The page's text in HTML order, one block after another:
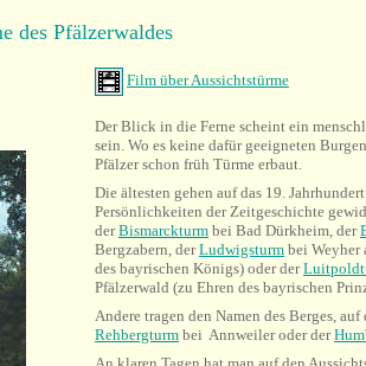
des Pfälzerwaldes
Film über Aussichtstürme
Der Blick in die Ferne scheint ein
sein. Wo es keine dafür geeigneten
Pfälzer schon früh Türme erbaut.
Die ältesten gehen auf das 19.
Persönlichkeiten der Zeitgeschichte
derBismarckturm bei Bad Dürkheim, der
Bergzabern, derLudwigsturm bei Weyher
des bayrischen Königs) oder der
Pfälzerwald (zu Ehren des bayrischen
Andere tragen den Namen des Berges, auf
Rehbergturm bei Annweiler oder der